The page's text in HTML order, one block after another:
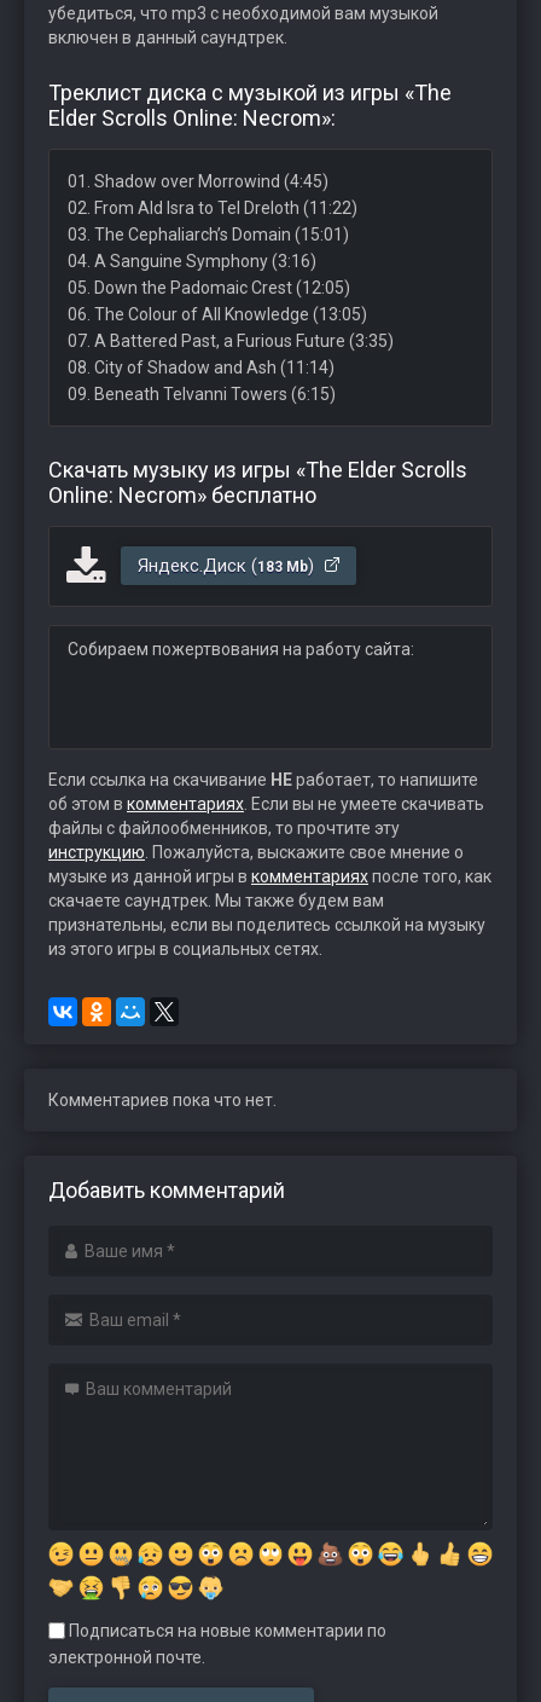
убедиться, что mp3 с необходимой вам музыкой
включен в данный саундтрек.
Треклист диска с музыкой из игры «The
Elder Scrolls Online: Necrom»:
01. Shadow over Morrowind (4:45)
02. From Ald Isra to Tel Dreloth (11:22)
03. The Cephaliarch’s Domain (15:01)
04. A Sanguine Symphony (3:16)
05. Down the Padomaic Crest (12:05)
06. The Colour of All Knowledge (13:05)
07. A Battered Past, a Furious Future (3:35)
08. City of Shadow and Ash (11:14)
09. Beneath Telvanni Towers (6:15)
Скачать музыку из игры «The Elder Scrolls
Online: Necrom» бесплатно
Яндекс.Диск (183 Mb)
Собираем пожертвования на работу сайта:
Если ссылка на скачивание НЕработает, то напишите
об этом в комментариях . Если вы не умеете скачивать
файлы с файлообменников, то прочтите эту
инструкцию . Пожалуйста, выскажите свое мнение о
музыке из данной игры в комментарияхпосле того, как
скачаете саундтрек. Мы также будем вам
признательны, если вы поделитесь ссылкой на музыку
из этого игры в социальных сетях.
Комментариев пока что нет.
Добавить комментарий
Подписаться на новые комментарии по
электронной почте.